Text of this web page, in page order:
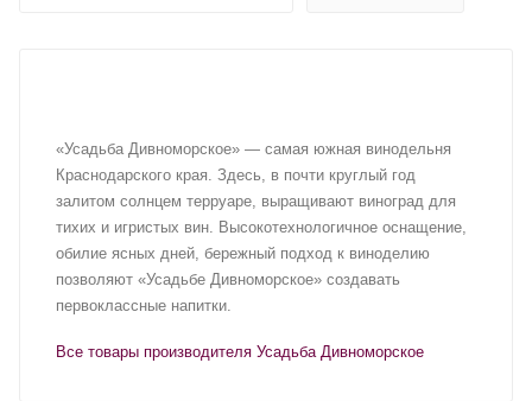
«Усадьба Дивноморское» — самая южная винодельня
Краснодарского края. Здесь, в почти круглый год
залитом солнцем терруаре, выращивают виноград для
тихих и игристых вин. Высокотехнологичное оснащение,
обилие ясных дней, бережный подход к виноделию
позволяют «Усадьбе Дивноморское» создавать
первоклассные напитки.
Все товары производителя Усадьба Дивноморское